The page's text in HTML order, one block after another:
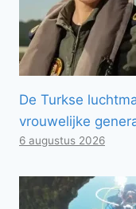
De Turkse
vrouwelijke
6 augustus 2026